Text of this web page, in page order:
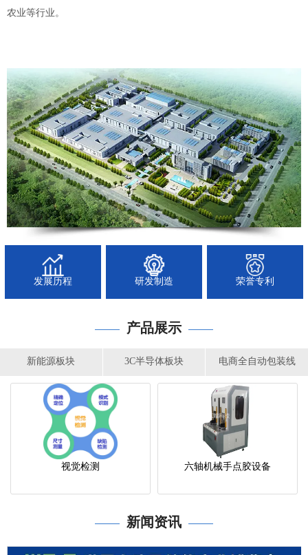
农业等行业。
发展历程 研发制造 荣誉专利
—— 产品展示 ——
新能源板块 3C半导体板块 电商全自动包装线
视觉检测 六轴机械手点胶设备
—— 新闻资讯 ——